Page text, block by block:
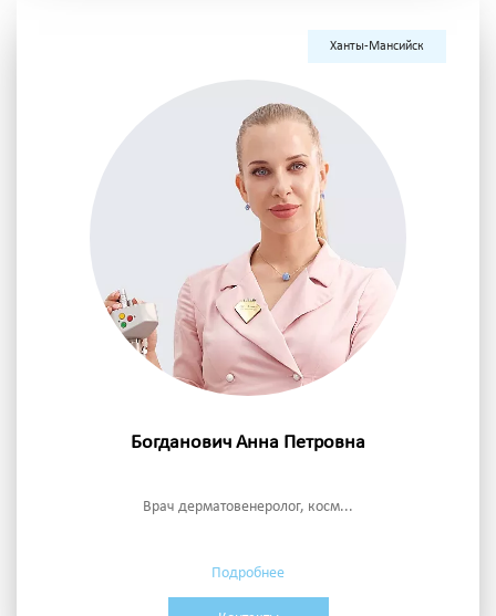
Ханты-Мансийск
Богданович Анна Петровна
Врач дерматовенеролог, косм...
Подробнее